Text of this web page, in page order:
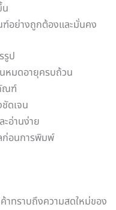
อย่างถูกต้องและมั่นคง
รูป
หมดอายุครบถ้วน
ณฑ์
ดเจน
อ่านง่าย
ก่อนการพิมพ์
าทราบถึงความสดใหม่ของ